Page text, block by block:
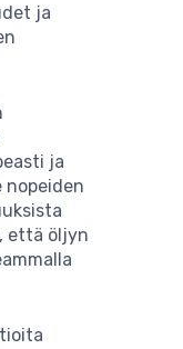
ja
ja
että öljyn